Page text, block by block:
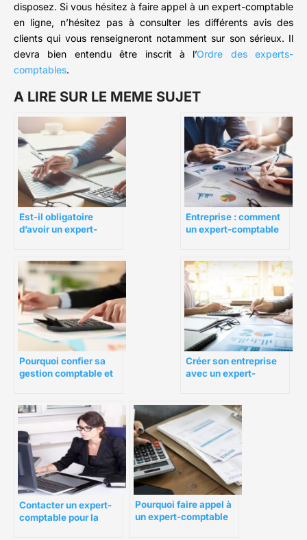
disposez. Si vous hésitez à faire appel à un expert-comptable
en ligne, n’hésitez pas à consulter les différents avis des
clients qui vous renseigneront notamment sur son sérieux. Il
devra bien entendu être inscrit à l’Ordre des experts-
comptables.
A LIRE SUR LE MEME SUJET
Est-il obligatoire
d’avoir un expert-
Entreprise : comment
un expert-comptable
Pourquoi confier sa
gestion comptable et
Créer son entreprise
avec un expert-
Contacter un expert-
comptable pour la
Pourquoi faire appel à
un expert-comptable